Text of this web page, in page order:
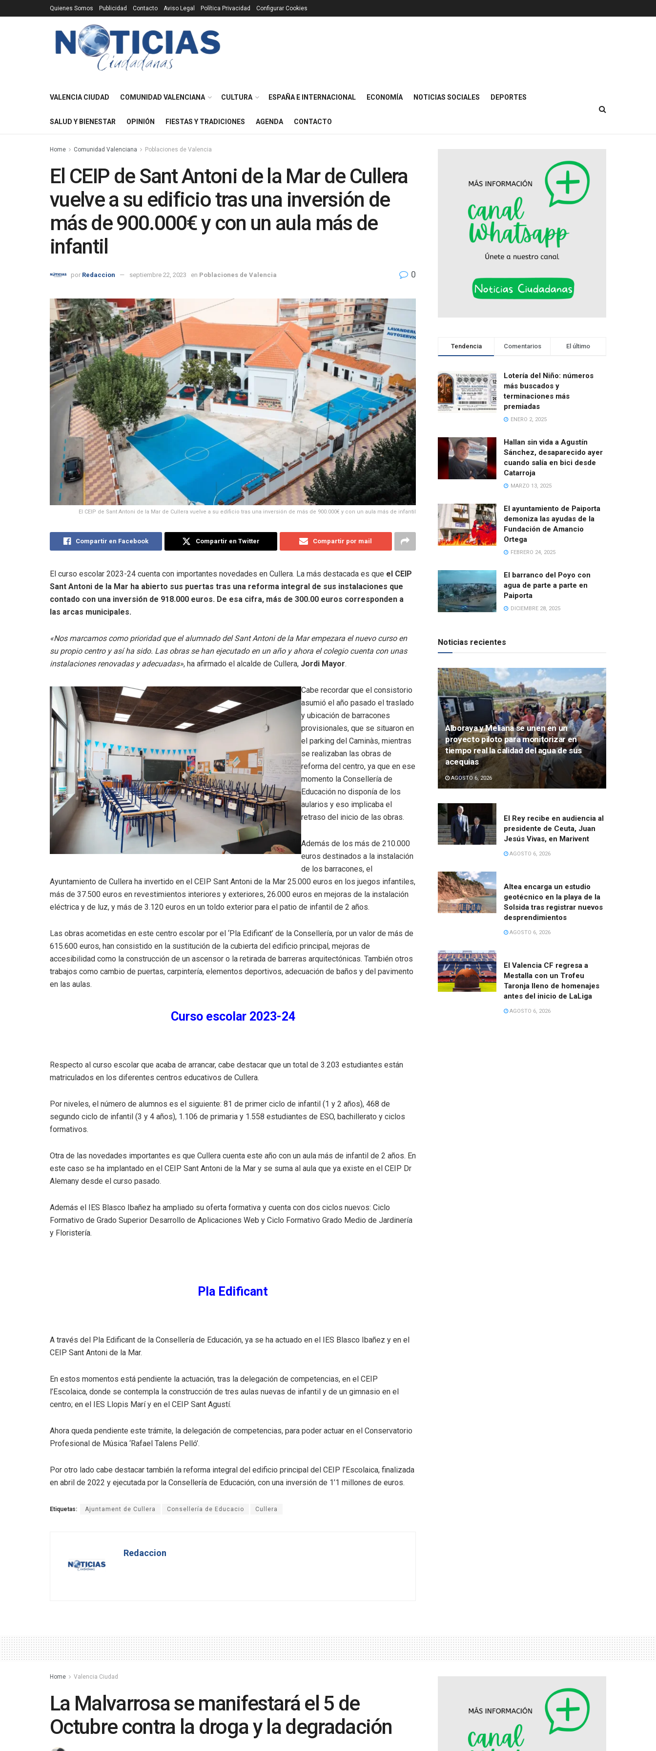
Quienes Somos Publicidad Contacto Aviso Legal Política Privacidad Configurar Cookies
VALENCIA CIUDAD COMUNIDAD VALENCIANA CULTURA ESPAÑA E INTERNACIONAL ECONOMÍA NOTICIAS SOCIALES DEPORTES
SALUD Y BIENESTAR OPINIÓN FIESTAS Y TRADICIONES AGENDA CONTACTO
Home Comunidad Valenciana Poblaciones de Valencia
El CEIP de Sant Antoni de la Mar de Cullera
vuelve a su edificio tras una inversión de
más de 900.000€ y con un aula más de
infantil
por Redaccion septiembre 22, 2023 en Poblaciones de Valencia 0
El CEIP de Sant Antoni de la Mar de Cullera vuelve a su edificio tras una inversión de más de 900.000€ y con un aula más de infantil
Compartir en Facebook Compartir en Twitter Compartir por mail
El curso escolar 2023-24 cuenta con importantes novedades en Cullera. La más destacada es que el CEIP
Sant Antoni de la Mar ha abierto sus puertas tras una reforma integral de sus instalaciones que
contado con una inversión de 918.000 euros. De esa cifra, más de 300.00 euros corresponden a
las arcas municipales.
«Nos marcamos como prioridad que el alumnado del Sant Antoni de la Mar empezara el nuevo curso en
su propio centro y así ha sido. Las obras se han ejecutado en un año y ahora el colegio cuenta con unas
instalaciones renovadas y adecuadas», ha afirmado el alcalde de Cullera, Jordi Mayor.
Cabe recordar que el consistorio
asumió el año pasado el traslado
y ubicación de barracones
provisionales, que se situaron en
el parking del Caminàs, mientras
se realizaban las obras de
reforma del centro, ya que en ese
momento la Consellería de
Educación no disponía de los
aularios y eso implicaba el
retraso del inicio de las obras.
Además de los más de 210.000
euros destinados a la instalación
de los barracones, el
Ayuntamiento de Cullera ha invertido en el CEIP Sant Antoni de la Mar 25.000 euros en los juegos infantiles,
más de 37.500 euros en revestimientos interiores y exteriores, 26.000 euros en mejoras de la instalación
eléctrica y de luz, y más de 3.120 euros en un toldo exterior para el patio de infantil de 2 años.
Las obras acometidas en este centro escolar por el ‘Pla Edificant’ de la Consellería, por un valor de más de
615.600 euros, han consistido en la sustitución de la cubierta del edificio principal, mejoras de
accesibilidad como la construcción de un ascensor o la retirada de barreras arquitectónicas. También otros
trabajos como cambio de puertas, carpintería, elementos deportivos, adecuación de baños y del pavimento
en las aulas.
Curso escolar 2023-24
Respecto al curso escolar que acaba de arrancar, cabe destacar que un total de 3.203 estudiantes están
matriculados en los diferentes centros educativos de Cullera.
Por niveles, el número de alumnos es el siguiente: 81 de primer ciclo de infantil (1 y 2 años), 468 de
segundo ciclo de infantil (3 y 4 años), 1.106 de primaria y 1.558 estudiantes de ESO, bachillerato y ciclos
formativos.
Otra de las novedades importantes es que Cullera cuenta este año con un aula más de infantil de 2 años. En
este caso se ha implantado en el CEIP Sant Antoni de la Mar y se suma al aula que ya existe en el CEIP Dr
Alemany desde el curso pasado.
Además el IES Blasco Ibañez ha ampliado su oferta formativa y cuenta con dos ciclos nuevos: Ciclo
Formativo de Grado Superior Desarrollo de Aplicaciones Web y Ciclo Formativo Grado Medio de Jardinería
y Floristería.
Pla Edificant
A través del Pla Edificant de la Consellería de Educación, ya se ha actuado en el IES Blasco Ibañez y en el
CEIP Sant Antoni de la Mar.
En estos momentos está pendiente la actuación, tras la delegación de competencias, en el CEIP
l’Escolaica, donde se contempla la construcción de tres aulas nuevas de infantil y de un gimnasio en el
centro; en el IES Llopis Marí y en el CEIP Sant Agustí.
Ahora queda pendiente este trámite, la delegación de competencias, para poder actuar en el Conservatorio
Profesional de Música ‘Rafael Talens Pelló’.
Por otro lado cabe destacar también la reforma integral del edificio principal del CEIP l’Escolaica, finalizada
en abril de 2022 y ejecutada por la Consellería de Educación, con una inversión de 1’1 millones de euros.
Etiquetas: Ajuntament de Cullera Consellería de Educacio Cullera
Redaccion
Tendencia Comentarios El último
Lotería del Niño: números
más buscados y
terminaciones más
premiadas
ENERO 2, 2025
Hallan sin vida a Agustín
Sánchez, desaparecido ayer
cuando salía en bici desde
Catarroja
MARZO 13, 2025
El ayuntamiento de Paiporta
demoniza las ayudas de la
Fundación de Amancio
Ortega
FEBRERO 24, 2025
El barranco del Poyo con
agua de parte a parte en
Paiporta
DICIEMBRE 28, 2025
Noticias recientes
Alboraya y Meliana se unen en un
proyecto piloto para monitorizar en
tiempo real la calidad del agua de sus
acequias
AGOSTO 6, 2026
El Rey recibe en audiencia al
presidente de Ceuta, Juan
Jesús Vivas, en Marivent
AGOSTO 6, 2026
Altea encarga un estudio
geotécnico en la playa de la
Solsida tras registrar nuevos
desprendimientos
AGOSTO 6, 2026
El Valencia CF regresa a
Mestalla con un Trofeu
Taronja lleno de homenajes
antes del inicio de LaLiga
AGOSTO 6, 2026
Home Valencia Ciudad
La Malvarrosa se manifestará el 5 de
Octubre contra la droga y la degradación